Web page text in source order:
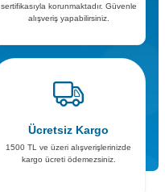
sertifikasıyla korunmaktadır. Güvenle
alışveriş yapabilirsiniz.
Ücretsiz Kargo
1500 TL ve üzeri alışverişlerinizde
kargo ücreti ödemezsiniz.